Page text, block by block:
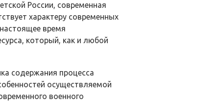
России, современная
характеру современных
время
который, как и любой
содержания процесса
осуществляемой
военного